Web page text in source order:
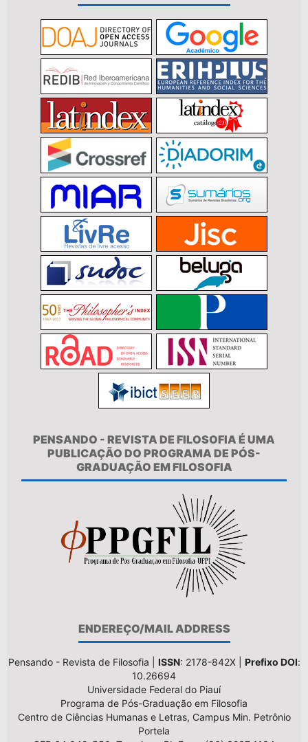
PENSANDO - REVISTA DE FILOSOFIA É UMA
PUBLICAÇÃO DO PROGRAMA DE PÓS-
GRADUAÇÃO EM FILOSOFIA
ENDEREÇO/MAIL ADDRESS
Pensando - Revista de Filosofia | ISSN: 2178-842X | Prefixo DOI:
10.26694
Universidade Federal do Piauí
Programa de Pós-Graduação em Filosofia
Centro de Ciências Humanas e Letras, Campus Min. Petrônio
Portela